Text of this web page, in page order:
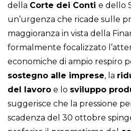
della Corte dei Conti e dello
un’urgenza che ricade sulle
maggioranza in vista della
formalmente focalizzato
economiche di ampio respiro
sostegno alle imprese, la
del lavoro e lo sviluppo
suggerisce che la pressione
scadenza del 30 ottobre